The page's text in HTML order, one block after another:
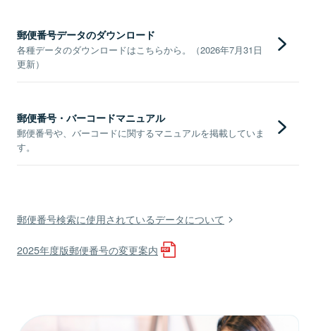
郵便番号データのダウンロード
各種データのダウンロードはこちらから。（2026年7月31日
更新）
郵便番号・バーコードマニュアル
郵便番号や、バーコードに関するマニュアルを掲載していま
す。
郵便番号検索に使用されているデータについて
2025年度版郵便番号の変更案内